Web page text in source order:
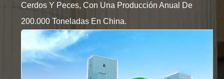
Cerdos Y Peces, Con Una Producción Anual De
200.000 Toneladas En China.